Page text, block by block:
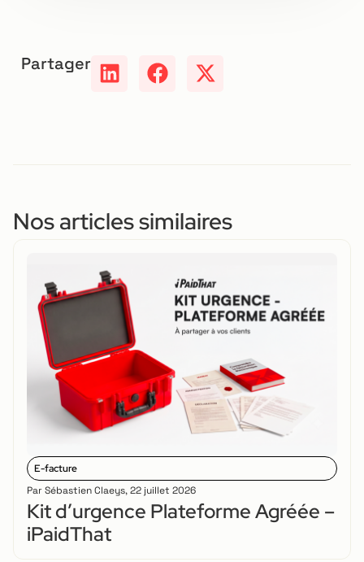
Partager
Nos articles similaires
E-facture
Par Sébastien Claeys,22 juillet 2026
Kit d’urgence Plateforme Agréée –
iPaidThat